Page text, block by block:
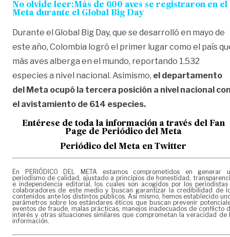
No olvide leer:Más de 600 aves se registraron en el
Meta durante el Global Big Day
Durante el Global Big Day, que se desarrolló en mayo de
este año, Colombia logró el primer lugar como el país
más aves alberga en el mundo, reportando 1.532
especies a nivel nacional. Asimismo, el departamento
del Meta ocupó la tercera posición a nivel nacional
el avistamiento de 614 especies.
Entérese de toda la información a través del Fan
Page de Periódico del Meta
Periódico del Meta en Twitter
En PERIÓDICO DEL META estamos comprometidos en generar
periodismo de calidad, ajustado a principios de honestidad,
e independencia editorial, los cuales son acogidos por los periodistas
colaboradores de este medio y buscan garantizar la credibilidad de
contenidos ante los distintos públicos. Así mismo, hemos establecido
parámetros sobre los estándares éticos que buscan prevenir
eventos de fraude, malas prácticas, manejos inadecuados de conflicto
interés y otras situaciones similares que comprometan la veracidad de
información.